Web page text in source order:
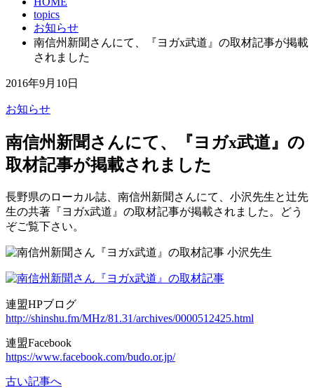
topics
お知らせ
南信州新聞さんにて、『ヨガx武道』の取材記事が掲載
されました
2016年9月10日
お知らせ
南信州新聞さんにて、『ヨガx武道』の
取材記事が掲載されました
長野県のローカル誌、南信州新聞さんにて、小沢先生と辻先
生の共著『ヨガx武道』の取材記事が掲載されました。どう
ぞご覧下さい。
連盟HPブログ
http://shinshu.fm/MHz/81.31/archives/0000512425.html
連盟Facebook
https://www.facebook.com/budo.or.jp/
古い記事へ